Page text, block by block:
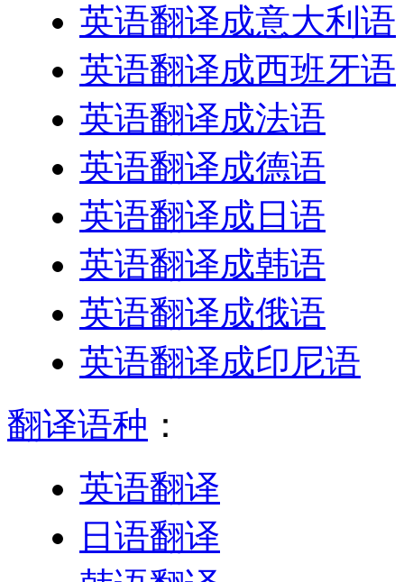
英语翻译成意大利语
英语翻译成西班牙语
英语翻译成法语
英语翻译成德语
英语翻译成日语
英语翻译成韩语
英语翻译成俄语
英语翻译成印尼语
翻译语种 ：
英语翻译
日语翻译